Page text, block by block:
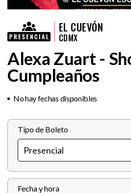
EL CUEVÓN
CDMX
Alexa Zuart -
Cumpleaños
No hay fechas disponibles
Tipo de Boleto
Fecha y hora